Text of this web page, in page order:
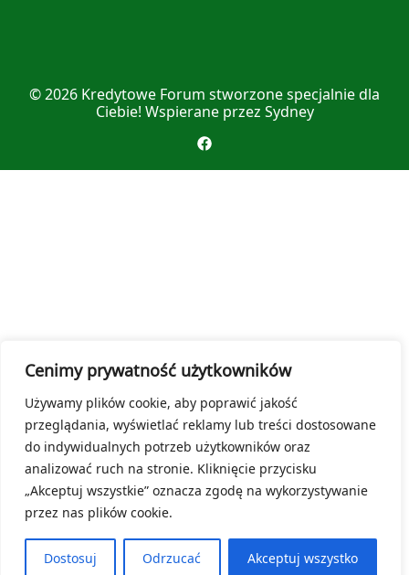
Cenimy prywatność użytkowników
Używamy plików cookie, aby poprawić jakość
przeglądania, wyświetlać reklamy lub treści dostosowane
do indywidualnych potrzeb użytkowników oraz
analizować ruch na stronie. Kliknięcie przycisku
„Akceptuj wszystkie” oznacza zgodę na wykorzystywanie
przez nas plików cookie.
Dostosuj Odrzucać Akceptuj wszystko
© 2026 Kredytowe Forum stworzone specjalnie dla
Ciebie! Wspierane przez Sydney